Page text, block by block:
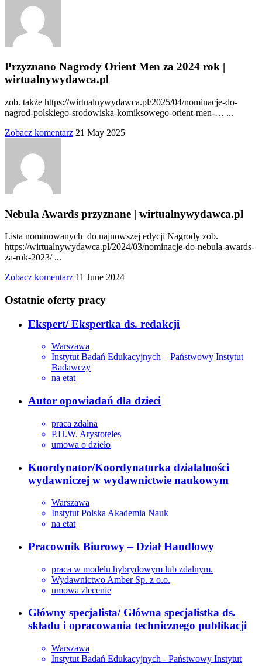
Przyznano Nagrody Orient Men za 2024 rok |
wirtualnywydawca.pl
zob. także https://wirtualnywydawca.pl/2025/04/nominacje-do-
nagrod-polskiego-srodowiska-komiksowego-orient-men-… ...
Zobacz komentarz 21 May 2025
Nebula Awards przyznane | wirtualnywydawca.pl
Lista nominowanych do najnowszej edycji Nagrody zob.
https://wirtualnywydawca.pl/2024/03/nominacje-do-nebula-awards-
za-rok-2023/ ...
Zobacz komentarz 11 June 2024
Ostatnie oferty pracy
Ekspert/ Ekspertka ds. redakcji
Warszawa
Instytut Badań Edukacyjnych – Państwowy Instytut
Badawczy
na etat
Autor opowiadań dla dzieci
praca zdalna
P.H.W. Arystoteles
umowa o dzieło
Koordynator/Koordynatorka działalności
wydawniczej w wydawnictwie naukowym
Warszawa
Instytut Polska Akademia Nauk
na etat
Pracownik Biurowy – Dział Handlowy
praca w modelu hybrydowym lub zdalnym.
Wydawnictwo Amber Sp. z o.o.
umowa zlecenie
Główny specjalista/ Główna specjalistka ds.
składu i opracowania technicznego publikacji
Warszawa
Instytut Badań Edukacyjnych - Państwowy Instytut